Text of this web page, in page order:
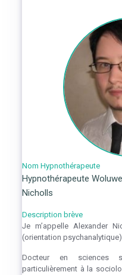
Nom Hypnothérapeute
Hypnothérapeute
Nicholls
Description brève
Je m’appelle Alexander
(orientation
Docteur en sciences
particulièrement à la